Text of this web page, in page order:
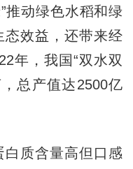
推动绿色水稻和绿
态效益，还带来经
年，我国“双水双
总产值达2500亿
质含量高但口感